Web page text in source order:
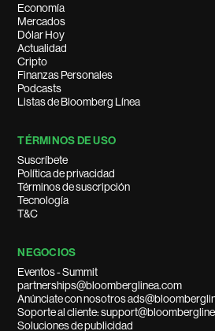
Economía
Mercados
Dólar Hoy
Actualidad
Cripto
Finanzas Personales
Podcasts
Listas de Bloomberg Línea
TÉRMINOS DE USO
Suscríbete
Política de privacidad
Términos de suscripción
Tecnología
T&C
NEGOCIOS
Eventos - Summit
partnerships@bloomberglinea.com
Anúnciate con nosotros
Soporte al cliente:
Soluciones de publicidad